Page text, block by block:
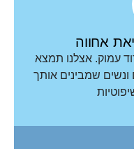
אחווה
עמוק. אצלנו תמצא
שמבינים אותך